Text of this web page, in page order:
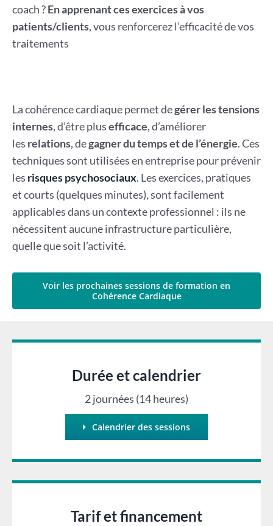
coach ?En apprenant ces exercices à vos
patients/clients, vous renforcerez l’efficacité de vos
traitements
La cohérence cardiaque permet degérer les tensions
internes, d’être plusefficace, d’améliorer
les relations, degagner du temps et de l’énergie. Ces
techniques sont utilisées en entreprise pour prévenir
les risques psychosociaux. Les exercices, pratiques
et courts (quelques minutes), sont facilement
applicables dans un contexte professionnel : ils ne
nécessitent aucune infrastructure particulière,
quelle que soit l’activité.
Voir les prochaines sessions de formation en
Cohérence Cardiaque
Durée et calendrier
2 journées (14 heures)
Calendrier des sessions
Tarif et financement